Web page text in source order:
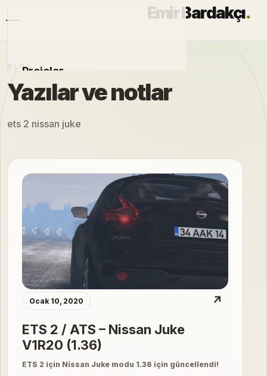
Emir Bardakçı.
Projeler
Otomobiller
Modlar
Hakkımda
BLOG
Yazılar ve notlar
ets 2 nissan juke
Ocak 10, 2020 ↗
ETS 2 / ATS – Nissan Juke
V1R20 (1.36)
ETS 2 için Nissan Juke modu 1.36 için güncellendi!